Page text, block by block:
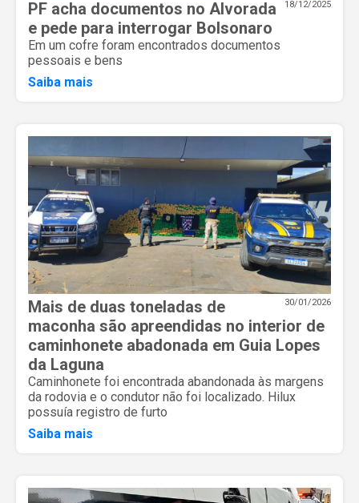
18/12/2025
PF acha documentos no Alvorada
e pede para interrogar Bolsonaro
Em um cofre foram encontrados documentos
pessoais e bens
Saiba mais
30/01/2026
Mais de duas toneladas de
maconha são apreendidas no interior de
caminhonete abadonada em Guia Lopes
da Laguna
Caminhonete foi encontrada abandonada às margens
da rodovia e o condutor não foi localizado. Hilux
possuía registro de furto
Saiba mais